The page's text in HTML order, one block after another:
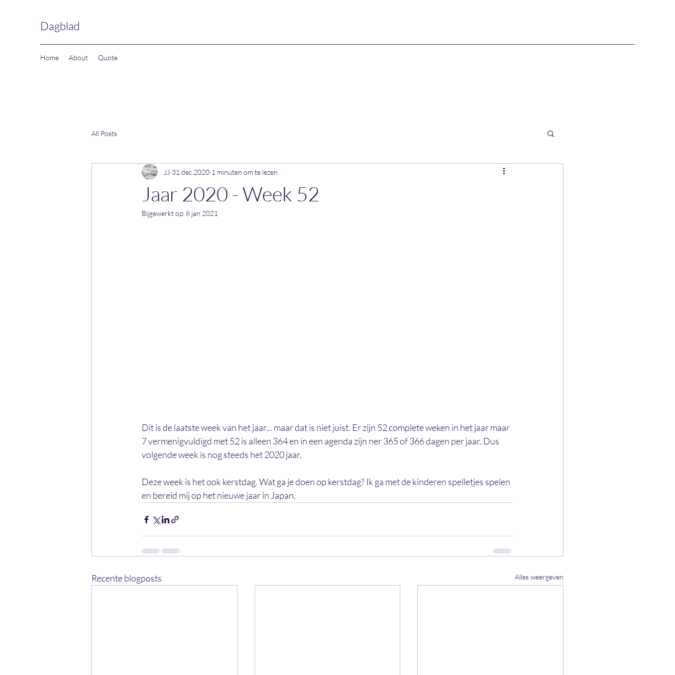
Dagblad
Home About Quote
All Posts
Jaar 2020 - Week 52
JJ 31 dec 2020 1 minuten om te lezen
Bijgewerkt op:8 jan 2021
Dit is de laatste week van het jaar... maar dat is niet juist. Er zijn 52 complete weken in het jaar maar
7 vermenigvuldigd met 52 is alleen 364 en in een agenda zijn ner 365 of 366 dagen per jaar. Dus
volgende week is nog steeds het 2020 jaar.
Deze week is het ook kerstdag. Wat ga je doen op kerstdag? Ik ga met de kinderen spelletjes spelen
en bereid mij op het nieuwe jaar in Japan.
Recente blogposts Alles weergeven